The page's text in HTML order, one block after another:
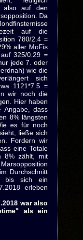
also auf den
Da
auf die
780/2.4 =
aller MoFis
325/0.29 =
jede 7. oder
wie die
sich
1121*7.5 =
wir noch die
Hier haben
Angabe, dass
8% längsten
es für noch
ließe sich
Fordern wir
eine Totale
8% zählt, mit
Durchschnitt
bis sich ein
erleben
war also
als ein